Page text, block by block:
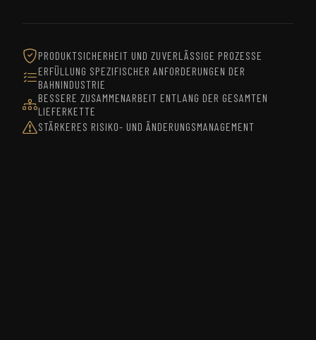
PRODUKTSICHERHEIT UND ZUVERLÄSSIGE PROZESSE
ERFÜLLUNG SPEZIFISCHER ANFORDERUNGEN DER
BAHNINDUSTRIE
BESSERE ZUSAMMENARBEIT ENTLANG DER GESAMTEN
LIEFERKETTE
STÄRKERES RISIKO- UND ÄNDERUNGSMANAGEMENT